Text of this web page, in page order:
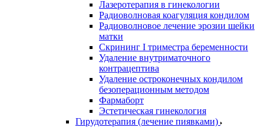
Лазеротерапия в гинекологии
Радиоволновая коагуляция кондилом
Радиоволновое лечение эрозии шейки
матки
Скрининг I триместра беременности
Удаление внутриматочного
контрацептива
Удаление остроконечных кондилом
безоперационным методом
Фармаборт
Эстетическая гинекология
Гирудотерапия (лечение пиявками)